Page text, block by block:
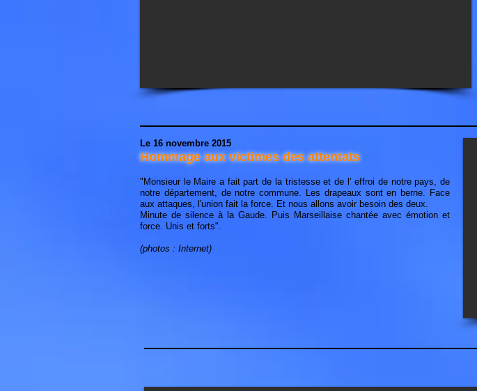
Le 16 novembre 2015
Hommage aux victimes des attentats
"Monsieur le Maire a fait part de la tristesse et de l’ effroi de notre pays, de
notre département, de notre commune. Les drapeaux sont en berne. Face
aux attaques, l'union fait la force. Et nous allons avoir besoin des deux.
Minute de silence à la Gaude. Puis Marseillaise chantée avec émotion et
force. Unis et forts".
(photos : Internet)